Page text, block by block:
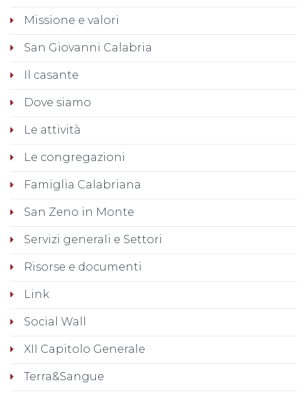
Missione e valori
San Giovanni Calabria
Il casante
Dove siamo
Le attività
Le congregazioni
Famiglia Calabriana
San Zeno in Monte
Servizi generali e Settori
Risorse e documenti
Link
Social Wall
XII Capitolo Generale
Terra&Sangue